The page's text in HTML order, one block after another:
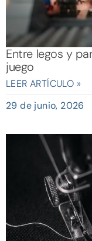
Entre legos y
juego
LEER ARTÍCULO »
29 de junio, 2026